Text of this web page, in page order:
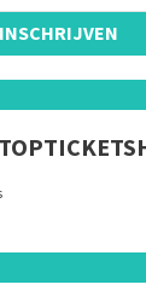
INSCHRIJVEN